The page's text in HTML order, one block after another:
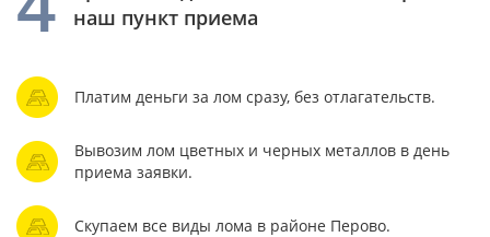
наш пункт приема
Платим деньги за лом сразу, без отлагательств.
Вывозим лом цветных и черных металлов в день
приема заявки.
Скупаем все виды лома в районе Перово.